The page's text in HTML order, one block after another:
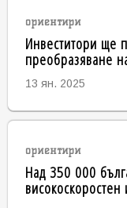
ориентири
Инвеститори ще
преобразяване
13 ян. 2025
ориентири
Над 350 000
високоскоростен